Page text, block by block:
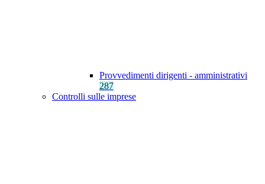
Provvedimenti dirigenti - amministrativi
287
Controlli sulle imprese